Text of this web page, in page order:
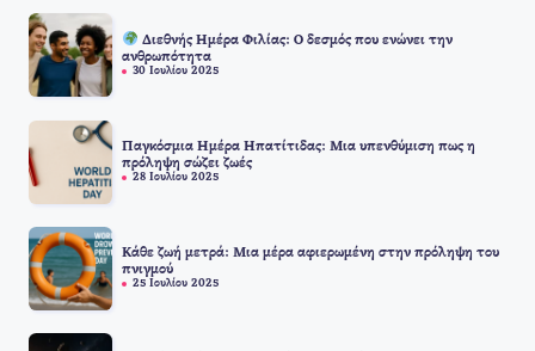
Διεθνής Ημέρα Φιλίας: Ο δεσμός που ενώνει την
ανθρωπότητα
30 Ιουλίου 2025
Παγκόσμια Ημέρα Ηπατίτιδας: Μια υπενθύμιση πως η
πρόληψη σώζει ζωές
28 Ιουλίου 2025
Κάθε ζωή μετρά: Μια μέρα αφιερωμένη στην πρόληψη του
πνιγμού
25 Ιουλίου 2025